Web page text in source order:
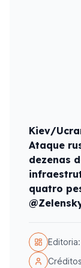
Kiev/
Ataque
dezenas
quatro
Editoria: